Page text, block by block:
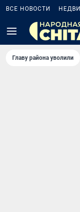
ВСЕ НОВОСТИ
Главу района уволили